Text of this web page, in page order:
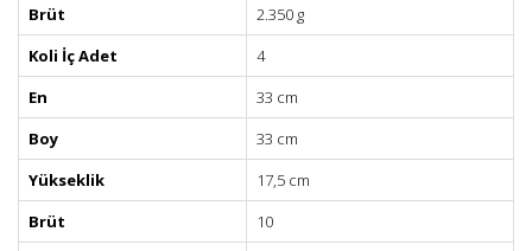
Brüt
2.350 g
Koli İç Adet
4
En
33 cm
Boy
33 cm
Yükseklik
17,5 cm
Brüt
10